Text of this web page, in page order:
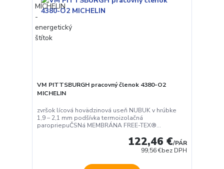
VM PITTSBURGH pracovný členok 4380-O2
MICHELIN
zvršok lícová hovädzinová useň NUBUK v hrúbke
1,9 – 2,1 mm podšívka termoizolačná
paropriepuČSNá MEMBRÁNA FREE-TEX®...
122,46 €/PÁR
99,56 €bez DPH